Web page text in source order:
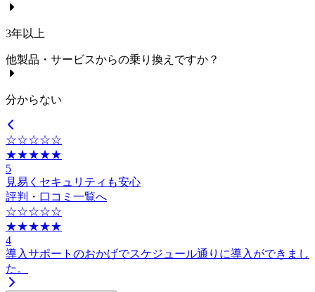
3年以上
他製品・サービスからの乗り換えですか？
分からない
☆☆☆☆☆
★★★★★
5
見易くセキュリティも安心
評判・口コミ一覧へ
☆☆☆☆☆
★★★★★
4
導入サポートのおかげでスケジュール通りに導入ができまし
た。